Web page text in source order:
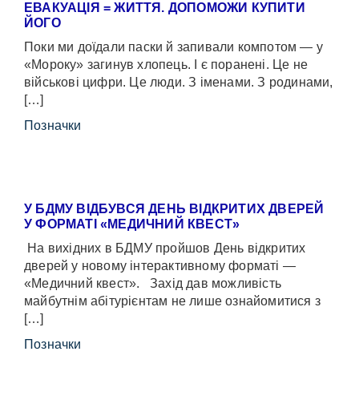
ЕВАКУАЦІЯ = ЖИТТЯ. ДОПОМОЖИ КУПИТИ
ЙОГО
Поки ми доїдали паски й запивали компотом — у
«Мороку» загинув хлопець. І є поранені. Це не
військові цифри. Це люди. З іменами. З родинами,
[…]
Позначки
У БДМУ ВІДБУВСЯ ДЕНЬ ВІДКРИТИХ ДВЕРЕЙ
У ФОРМАТІ «МЕДИЧНИЙ КВЕСТ»
На вихідних в БДМУ пройшов День відкритих
дверей у новому інтерактивному форматі —
«Медичний квест». Захід дав можливість
майбутнім абітурієнтам не лише ознайомитися з
[…]
Позначки